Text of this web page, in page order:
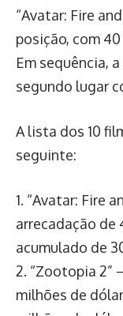
“Avatar: Fire
posição, com
Em sequência,
segundo lugar
A lista dos 10
seguinte:
1. “Avatar: Fire
arrecadação
acumulado de
2. “Zootopia 2”
milhões de